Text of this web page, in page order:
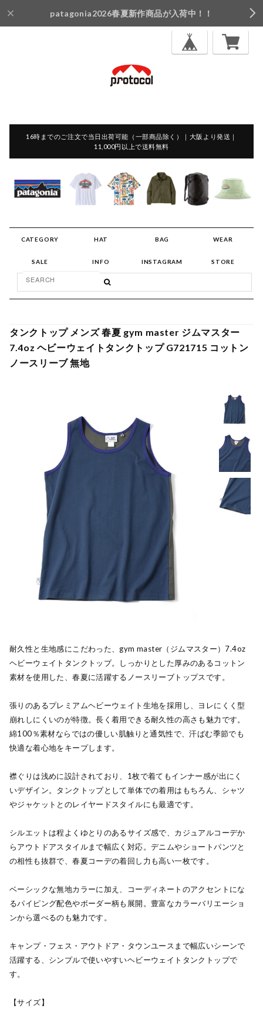
patagonia2026春夏新作商品が入荷中！！
16時までのご注文で当日出荷可能（一部商品除く）｜大阪より発送｜
11,000円以上で送料無料
CATEGORY HAT BAG WEAR
SALE INFO INSTAGRAM STORE
タンクトップ メンズ 春夏 gym master ジムマスター
7.4oz ヘビーウェイトタンクトップ G721715 コットン
ノースリーブ 無地
耐久性と生地感にこだわった、gym master（ジムマスター）7.4oz
ヘビーウェイトタンクトップ。しっかりとした厚みのあるコットン
素材を使用した、春夏に活躍するノースリーブトップスです。
張りのあるプレミアムヘビーウェイト生地を採用し、ヨレにくく型
崩れしにくいのが特徴。長く着用できる耐久性の高さも魅力です。
綿100％素材ならではの優しい肌触りと通気性で、汗ばむ季節でも
快適な着心地をキープします。
襟ぐりは浅めに設計されており、1枚で着てもインナー感が出にく
いデザイン。タンクトップとして単体での着用はもちろん、シャツ
やジャケットとのレイヤードスタイルにも最適です。
シルエットは程よくゆとりのあるサイズ感で、カジュアルコーデか
らアウトドアスタイルまで幅広く対応。デニムやショートパンツと
の相性も抜群で、春夏コーデの着回し力も高い一枚です。
ベーシックな無地カラーに加え、コーディネートのアクセントにな
るパイピング配色やボーダー柄も展開。豊富なカラーバリエーショ
ンから選べるのも魅力です。
キャンプ・フェス・アウトドア・タウンユースまで幅広いシーンで
活躍する、シンプルで使いやすいヘビーウェイトタンクトップで
す。
【サイズ】